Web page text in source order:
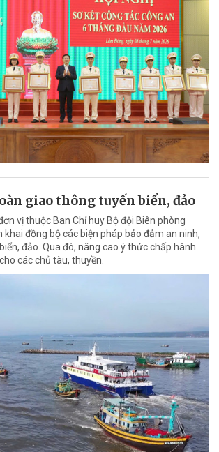
giao thông tuyến biển, đảo
vị thuộc Ban Chỉ huy Bộ đội Biên phòng
khai đồng bộ các biện pháp bảo đảm an ninh,
đảo. Qua đó, nâng cao ý thức chấp hành
các chủ tàu, thuyền.